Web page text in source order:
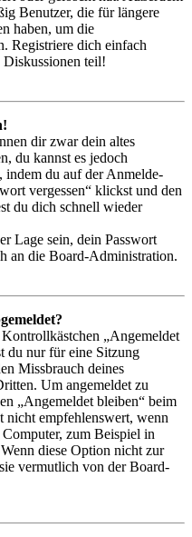
Benutzer, die für längere
haben, um die
Registriere dich einfach
teil!
dir zwar dein altes
du kannst es jedoch
indem du auf der Anmelde-
vergessen“ klickst und den
du dich schnell wieder
Lage sein, dein Passwort
an die Board-Administration.
„Angemeldet
du nur für eine Sitzung
Missbrauch deines
Um angemeldet zu
„Angemeldet bleiben“ beim
nicht empfehlenswert, wenn
zum Beispiel in
diese Option nicht zur
vermutlich von der Board-